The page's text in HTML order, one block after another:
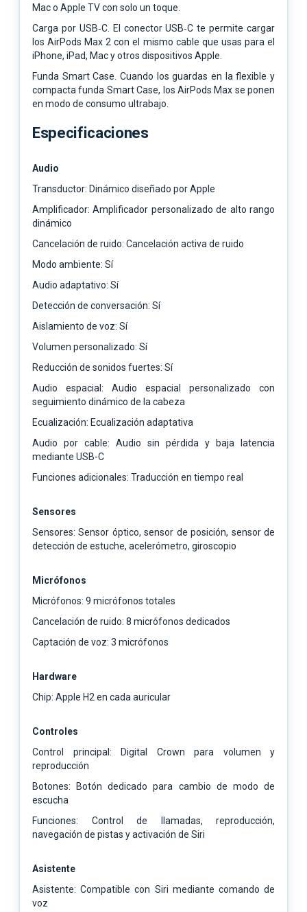
Mac o Apple TV con solo un toque.
Carga por USB‑C. El conector USB‑C te permite cargar
los AirPods Max 2 con el mismo cable que usas para el
iPhone, iPad, Mac y otros dispositivos Apple.
Funda Smart Case. Cuando los guardas en la flexible y
compacta funda Smart Case, los AirPods Max se ponen
en modo de consumo ultrabajo.
Especificaciones
Audio
Transductor: Dinámico diseñado por Apple
Amplificador: Amplificador personalizado de alto rango
dinámico
Cancelación de ruido: Cancelación activa de ruido
Modo ambiente: Sí
Audio adaptativo: Sí
Detección de conversación: Sí
Aislamiento de voz: Sí
Volumen personalizado: Sí
Reducción de sonidos fuertes: Sí
Audio espacial: Audio espacial personalizado con
seguimiento dinámico de la cabeza
Ecualización: Ecualización adaptativa
Audio por cable: Audio sin pérdida y baja latencia
mediante USB-C
Funciones adicionales: Traducción en tiempo real
Sensores
Sensores: Sensor óptico, sensor de posición, sensor de
detección de estuche, acelerómetro, giroscopio
Micrófonos
Micrófonos: 9 micrófonos totales
Cancelación de ruido: 8 micrófonos dedicados
Captación de voz: 3 micrófonos
Hardware
Chip: Apple H2 en cada auricular
Controles
Control principal: Digital Crown para volumen y
reproducción
Botones: Botón dedicado para cambio de modo de
escucha
Funciones: Control de llamadas, reproducción,
navegación de pistas y activación de Siri
Asistente
Asistente: Compatible con Siri mediante comando de
voz